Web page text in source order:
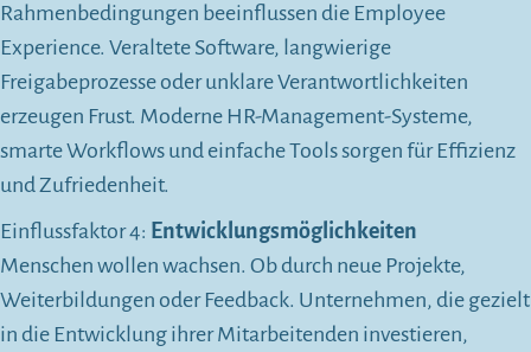
Rahmenbedingungen beeinflussen die Employee
Experience. Veraltete Software, langwierige
Freigabeprozesse oder unklare Verantwortlichkeiten
erzeugen Frust. Moderne HR-Management-Systeme,
smarte Workflows und einfache Tools sorgen für Effizienz
und Zufriedenheit.
Einflussfaktor 4: Entwicklungsmöglichkeiten
Menschen wollen wachsen. Ob durch neue Projekte,
Weiterbildungen oder Feedback. Unternehmen, die gezielt
in die Entwicklung ihrer Mitarbeitenden investieren,